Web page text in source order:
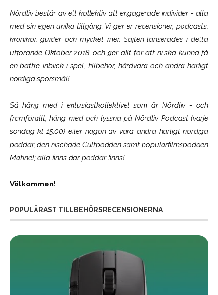
Nördliv består av ett kollektiv att engagerade individer - alla
med sin egen unika tillgång. Vi ger er recensioner, podcasts,
krönikor, guider och mycket mer. Sajten lanserades i detta
utförande Oktober 2018, och ger allt för att ni ska kunna få
en bättre inblick i spel, tillbehör, hårdvara och andra härligt
nördiga spörsmål!
Så häng med i entusiastkollektivet som ärNördliv- och
framförallt, häng med och lyssna på Nördliv Podcast (varje
söndag kl 15.00) eller någon av våra andra härligt nördiga
poddar, den nischade Cultpodden samt populärfilmspodden
Matiné!; alla finns där poddar finns!
Välkommen!
POPULÄRAST TILLBEHÖRSRECENSIONERNA